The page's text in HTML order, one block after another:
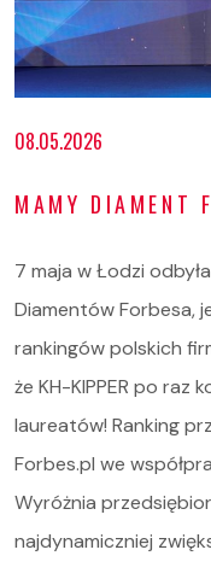
08.05.2026
MAMY DIAMENT
7 maja w Łodzi
Diamentów Forbesa,
rankingów polskich
że KH-KIPPER po raz
laureatów! Ranking
Forbes.pl we
Wyróżnia
najdynamiczniej